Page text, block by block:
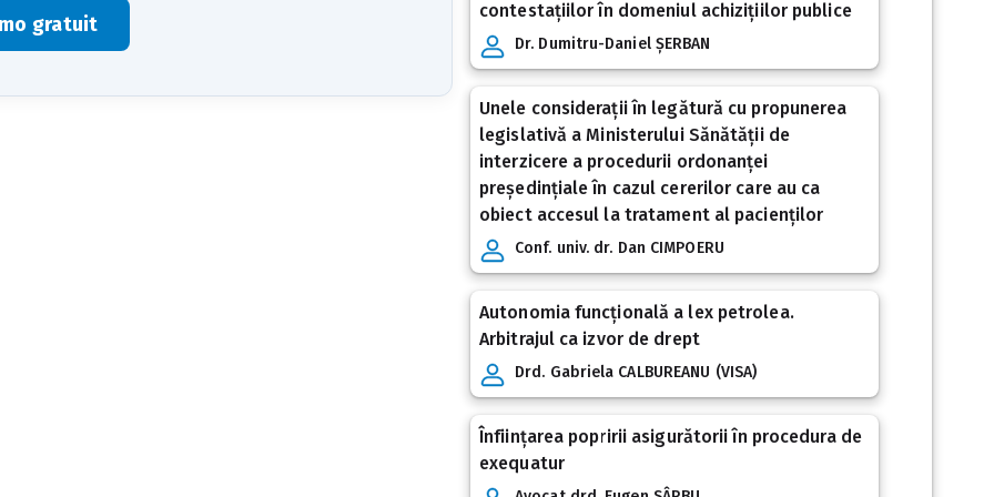
gratuit
contestațiilor în domeniul achizițiilor publice
Dr. Dumitru-Daniel ȘERBAN
Unele considerații în legătură cu propunerea
legislativă a Ministerului Sănătății de
interzicere a procedurii ordonanței
președințiale în cazul cererilor care au ca
obiect accesul la tratament al pacienților
Conf. univ. dr. Dan CIMPOERU
Autonomia funcțională a lex petrolea.
Arbitrajul ca izvor de drept
Drd. Gabriela CALBUREANU (VISA)
Înființarea popririi asigurătorii în procedura de
exequatur